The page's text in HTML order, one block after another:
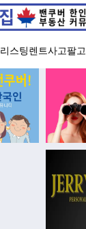
리스팅렌트사고팔고